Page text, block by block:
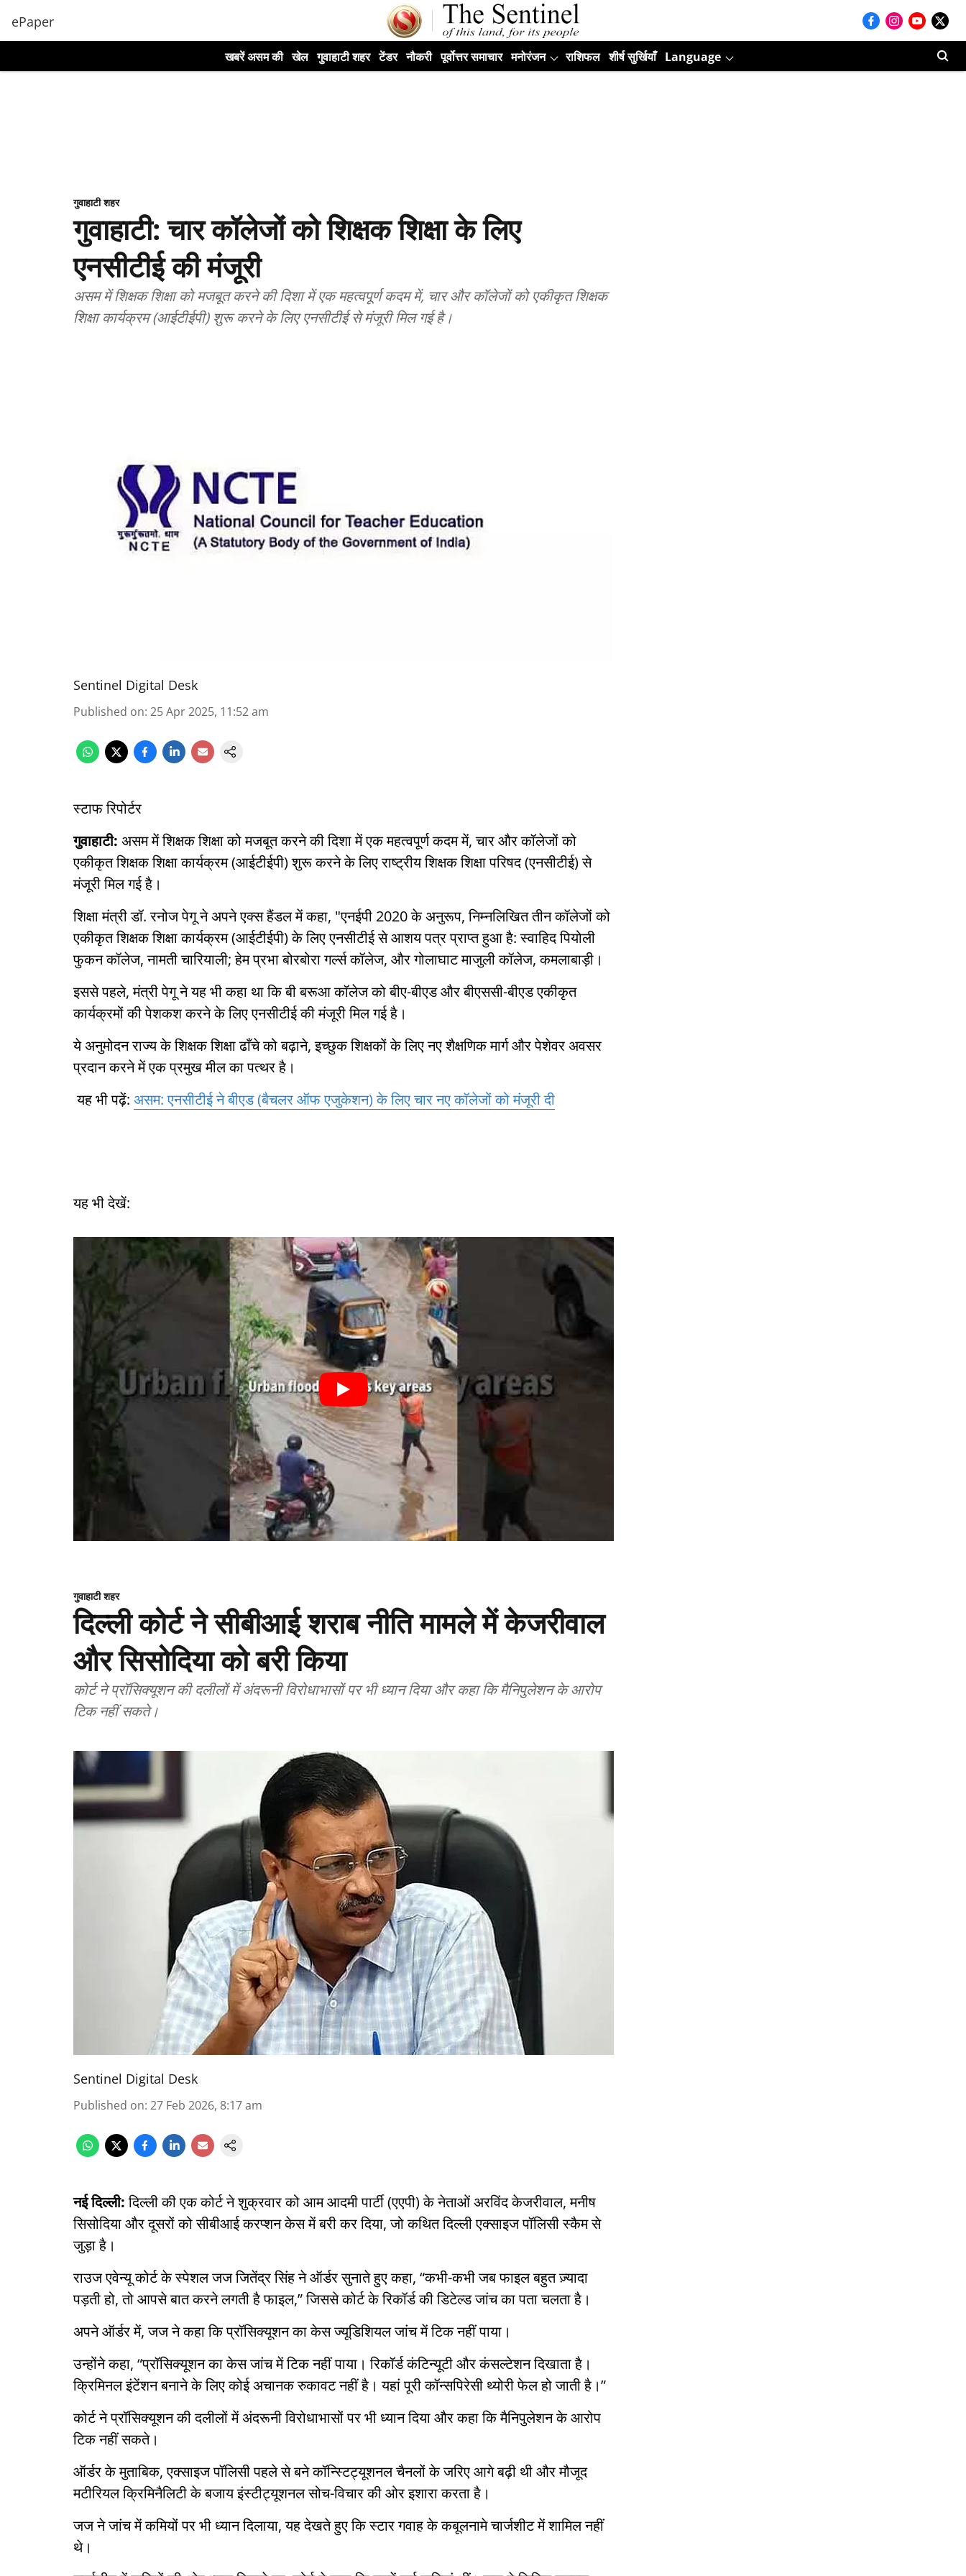
ePaper
खबरें असम की खेल गुवाहाटी शहर टेंडर नौकरी पूर्वोत्तर समाचार मनोरंजन राशिफल शीर्ष सुर्खियाँ Language
गुवाहाटी शहर
गुवाहाटी: चार कॉलेजों को शिक्षक शिक्षा के लिए
एनसीटीई की मंजूरी
असम में शिक्षक शिक्षा को मजबूत करने की दिशा में एक महत्वपूर्ण कदम में, चार और कॉलेजों को एकीकृत शिक्षक
शिक्षा कार्यक्रम (आईटीईपी) शुरू करने के लिए एनसीटीई से मंजूरी मिल गई है।
Sentinel Digital Desk
Published on: 25 Apr 2025, 11:52 am
स्टाफ रिपोर्टर
गुवाहाटी: असम में शिक्षक शिक्षा को मजबूत करने की दिशा में एक महत्वपूर्ण कदम में, चार और कॉलेजों को
एकीकृत शिक्षक शिक्षा कार्यक्रम (आईटीईपी) शुरू करने के लिए राष्ट्रीय शिक्षक शिक्षा परिषद (एनसीटीई) से
मंजूरी मिल गई है।
शिक्षा मंत्री डॉ. रनोज पेगू ने अपने एक्स हैंडल में कहा, "एनईपी 2020 के अनुरूप, निम्नलिखित तीन कॉलेजों को
एकीकृत शिक्षक शिक्षा कार्यक्रम (आईटीईपी) के लिए एनसीटीई से आशय पत्र प्राप्त हुआ है: स्वाहिद पियोली
फुकन कॉलेज, नामती चारियाली; हेम प्रभा बोरबोरा गर्ल्स कॉलेज, और गोलाघाट माजुली कॉलेज, कमलाबाड़ी।
इससे पहले, मंत्री पेगू ने यह भी कहा था कि बी बरूआ कॉलेज को बीए-बीएड और बीएससी-बीएड एकीकृत
कार्यक्रमों की पेशकश करने के लिए एनसीटीई की मंजूरी मिल गई है।
ये अनुमोदन राज्य के शिक्षक शिक्षा ढाँचे को बढ़ाने, इच्छुक शिक्षकों के लिए नए शैक्षणिक मार्ग और पेशेवर अवसर
प्रदान करने में एक प्रमुख मील का पत्थर है।
यह भी पढ़ें: असम: एनसीटीई ने बीएड (बैचलर ऑफ एजुकेशन) के लिए चार नए कॉलेजों को मंजूरी दी
यह भी देखें:
गुवाहाटी शहर
दिल्ली कोर्ट ने सीबीआई शराब नीति मामले में केजरीवाल
और सिसोदिया को बरी किया
कोर्ट ने प्रॉसिक्यूशन की दलीलों में अंदरूनी विरोधाभासों पर भी ध्यान दिया और कहा कि मैनिपुलेशन के आरोप
टिक नहीं सकते।
Sentinel Digital Desk
Published on: 27 Feb 2026, 8:17 am
नई दिल्ली:दिल्ली की एक कोर्ट ने शुक्रवार को आम आदमी पार्टी (एएपी) के नेताओं अरविंद केजरीवाल, मनीष
सिसोदिया और दूसरों को सीबीआई करप्शन केस में बरी कर दिया, जो कथित दिल्ली एक्साइज पॉलिसी स्कैम से
जुड़ा है।
राउज एवेन्यू कोर्ट के स्पेशल जज जितेंद्र सिंह ने ऑर्डर सुनाते हुए कहा, “कभी-कभी जब फाइल बहुत ज़्यादा
पड़ती हो, तो आपसे बात करने लगती है फाइल,” जिससे कोर्ट के रिकॉर्ड की डिटेल्ड जांच का पता चलता है।
अपने ऑर्डर में, जज ने कहा कि प्रॉसिक्यूशन का केस ज्यूडिशियल जांच में टिक नहीं पाया।
उन्होंने कहा, “प्रॉसिक्यूशन का केस जांच में टिक नहीं पाया। रिकॉर्ड कंटिन्यूटी और कंसल्टेशन दिखाता है।
क्रिमिनल इंटेंशन बनाने के लिए कोई अचानक रुकावट नहीं है। यहां पूरी कॉन्सपिरेसी थ्योरी फेल हो जाती है।”
कोर्ट ने प्रॉसिक्यूशन की दलीलों में अंदरूनी विरोधाभासों पर भी ध्यान दिया और कहा कि मैनिपुलेशन के आरोप
टिक नहीं सकते।
ऑर्डर के मुताबिक, एक्साइज पॉलिसी पहले से बने कॉन्स्टिट्यूशनल चैनलों के जरिए आगे बढ़ी थी और मौजूद
मटीरियल क्रिमिनैलिटी के बजाय इंस्टीट्यूशनल सोच-विचार की ओर इशारा करता है।
जज ने जांच में कमियों पर भी ध्यान दिलाया, यह देखते हुए कि स्टार गवाह के कबूलनामे चार्जशीट में शामिल नहीं
थे।